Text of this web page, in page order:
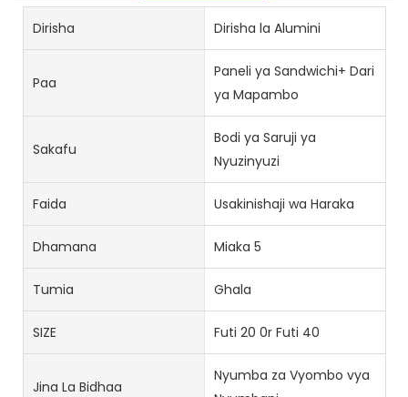
Dirisha Dirisha la Alumini
Paa
Paneli ya Sandwichi+ Dari
ya Mapambo
Sakafu
Bodi ya Saruji ya
Nyuzinyuzi
Faida Usakinishaji wa Haraka
Dhamana Miaka 5
Tumia Ghala
SIZE Futi 20 0r Futi 40
Jina La Bidhaa
Nyumba za Vyombo vya